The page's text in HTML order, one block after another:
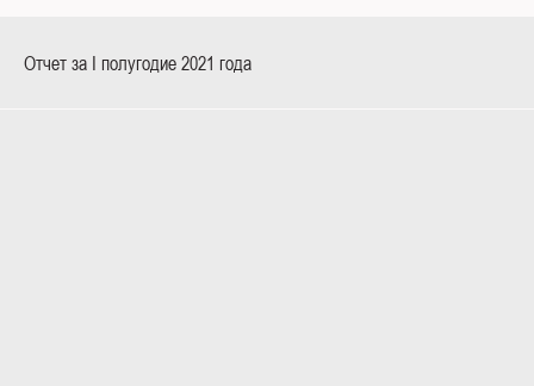
Отчет за І полугодие 2021 года